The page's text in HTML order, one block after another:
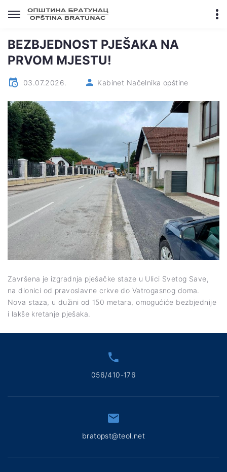
BEZBJEDNOST PJEŠAKA NA
PRVOM MJESTU!
03.07.2026. Kabinet Načelnika opštine
Završena je izgradnja pješačke staze u Ulici Svetog Save,
na dionici od pravoslavne crkve do Vatrogasnog doma.
Nova staza, u dužini od 150 metara, omogućiće bezbjednije
i lakše kretanje pješaka.
056/410-176
bratopst@teol.net